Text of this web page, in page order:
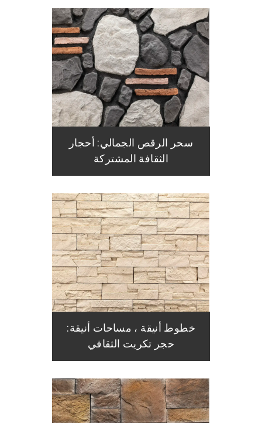
سحر الرقص الجمالي: أحجار
الثقافة المشتركة
خطوط أنيقة ، مساحات أنيقة:
حجر تكريت الثقافي